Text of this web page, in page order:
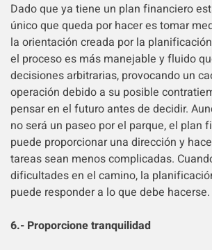
Dado que ya tiene un plan financiero
único que queda por hacer es tomar
la orientación creada por la
el proceso es más manejable y fluido
decisiones arbitrarias, provocando un
operación debido a su posible
pensar en el futuro antes de decidir.
no será un paseo por el parque, el plan
puede proporcionar una dirección y
tareas sean menos complicadas.
dificultades en el camino, la
puede responder a lo que debe hacerse.
6.- Proporcione tranquilidad